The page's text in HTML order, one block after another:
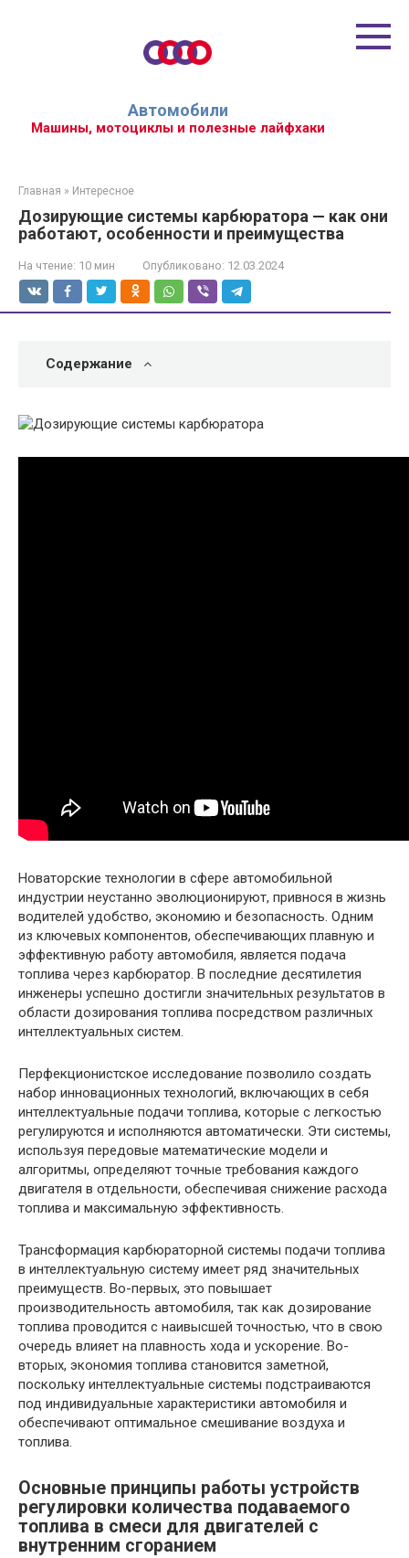
Автомобили
Машины, мотоциклы и полезные лайфхаки
Главная » Интересное
Дозирующие системы карбюратора — как они
работают, особенности и преимущества
На чтение: 10 мин Опубликовано: 12.03.2024
Содержание
Новаторские технологии в сфере автомобильной
индустрии неустанно эволюционируют, привнося в жизнь
водителей удобство, экономию и безопасность. Одним
из ключевых компонентов, обеспечивающих плавную и
эффективную работу автомобиля, является подача
топлива через карбюратор. В последние десятилетия
инженеры успешно достигли значительных результатов в
области дозирования топлива посредством различных
интеллектуальных систем.
Перфекционистское исследование позволило создать
набор инновационных технологий, включающих в себя
интеллектуальные подачи топлива, которые с легкостью
регулируются и исполняются автоматически. Эти системы,
используя передовые математические модели и
алгоритмы, определяют точные требования каждого
двигателя в отдельности, обеспечивая снижение расхода
топлива и максимальную эффективность.
Трансформация карбюраторной системы подачи топлива
в интеллектуальную систему имеет ряд значительных
преимуществ. Во-первых, это повышает
производительность автомобиля, так как дозирование
топлива проводится с наивысшей точностью, что в свою
очередь влияет на плавность хода и ускорение. Во-
вторых, экономия топлива становится заметной,
поскольку интеллектуальные системы подстраиваются
под индивидуальные характеристики автомобиля и
обеспечивают оптимальное смешивание воздуха и
топлива.
Основные принципы работы устройств
регулировки количества подаваемого
топлива в смеси для двигателей с
внутренним сгоранием